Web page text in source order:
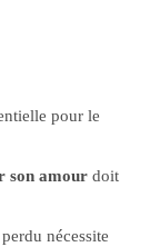
pour le
son amour doit
nécessite